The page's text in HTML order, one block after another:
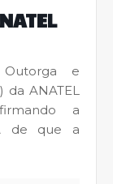
e
da ANATEL
a
de que a